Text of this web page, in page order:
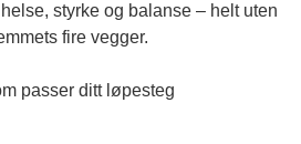
styrke og balanse – helt uten
fire vegger.